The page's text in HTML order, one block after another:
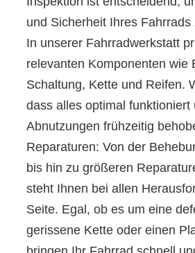
und Sicherheit Ihres
In unserer Fahrradwerkstatt
relevanten Komponenten wie
Schaltung, Kette und Reifen.
dass alles optimal funktioniert
Abnutzungen frühzeitig
Reparaturen: Von der
bis hin zu größeren
steht Ihnen bei allen
Seite. Egal, ob es um eine
gerissene Kette oder einen